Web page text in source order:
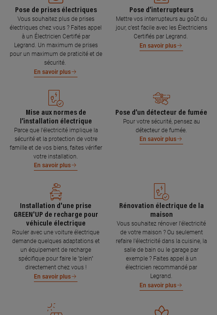
Pose de prises électriques
Vous souhaitez plus de prises
électriques chez vous ? Faites appel
à un Électricien Certifié par
Legrand. Un maximum de prises
pour un maximum de praticité et de
sécurité.
En savoir plus
Pose d’interrupteurs
Mettre vos interrupteurs au goût du
jour, c’est facile avec les Électriciens
Certifiés par Legrand.
En savoir plus
Mise aux normes de
l’installation électrique
Parce que l’électricité implique la
sécurité et la protection de votre
famille et de vos biens, faites vérifier
votre installation.
En savoir plus
Pose d’un détecteur de fumée
Pour votre sécurité, pensez au
détecteur de fumée.
En savoir plus
Installation d'une prise
GREEN'UP de recharge pour
véhicule électrique
Rouler avec une voiture électrique
demande quelques adaptations et
un équipement de recharge
spécifique pour faire le "plein"
directement chez vous !
En savoir plus
Rénovation électrique de la
maison
Vous souhaitez rénover l'électricité
de votre maison ? Ou seulement
refaire l'électricité dans la cuisine, la
salle de bain ou le garage par
exemple ? Faites appel à un
électricien recommandé par
Legrand.
En savoir plus